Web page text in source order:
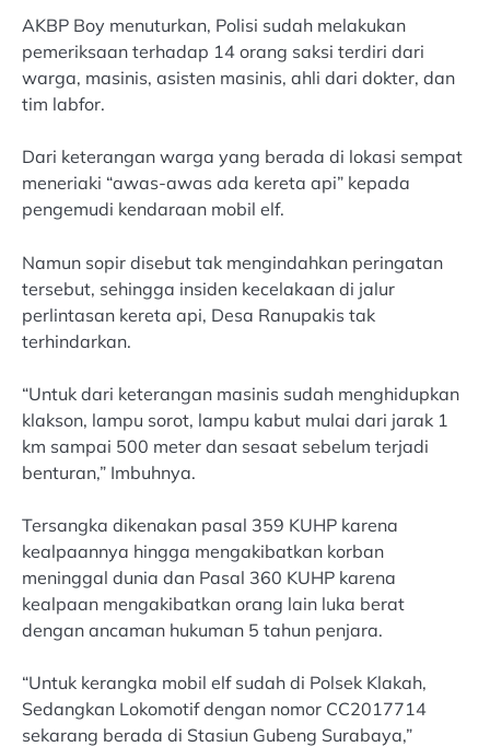
AKBP Boy menuturkan, Polisi sudah melakukan
pemeriksaan terhadap 14 orang saksi terdiri dari
warga, masinis, asisten masinis, ahli dari dokter, dan
tim labfor.
Dari keterangan warga yang berada di lokasi sempat
meneriaki “awas-awas ada kereta api” kepada
pengemudi kendaraan mobil elf.
Namun sopir disebut tak mengindahkan peringatan
tersebut, sehingga insiden kecelakaan di jalur
perlintasan kereta api, Desa Ranupakis tak
terhindarkan.
“Untuk dari keterangan masinis sudah menghidupkan
klakson, lampu sorot, lampu kabut mulai dari jarak 1
km sampai 500 meter dan sesaat sebelum terjadi
benturan,” Imbuhnya.
Tersangka dikenakan pasal 359 KUHP karena
kealpaannya hingga mengakibatkan korban
meninggal dunia dan Pasal 360 KUHP karena
kealpaan mengakibatkan orang lain luka berat
dengan ancaman hukuman 5 tahun penjara.
“Untuk kerangka mobil elf sudah di Polsek Klakah,
Sedangkan Lokomotif dengan nomor CC2017714
sekarang berada di Stasiun Gubeng Surabaya,”